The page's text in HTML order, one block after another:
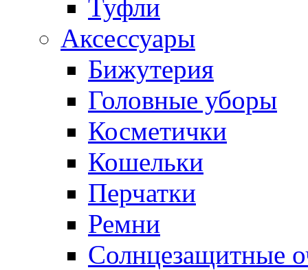
Туфли
Аксессуары
Бижутерия
Головные уборы
Косметички
Кошельки
Перчатки
Ремни
Солнцезащитные